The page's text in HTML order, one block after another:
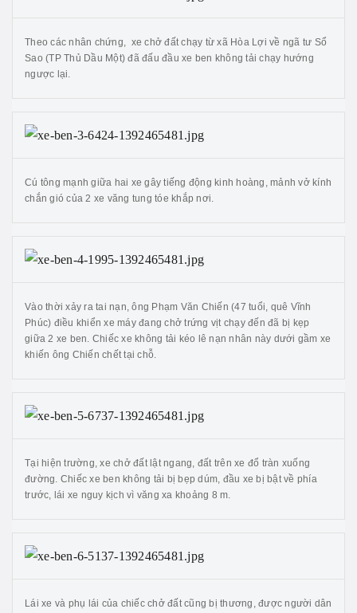
Theo các nhân chứng, xe chở đất chạy từ xã Hòa Lợi về ngã tư Sổ
Sao (TP Thủ Dầu Một) đã đấu đầu xe ben không tải chạy hướng
ngược lại.
Cú tông mạnh giữa hai xe gây tiếng động kinh hoàng, mảnh vở kính
chắn gió của 2 xe văng tung tóe khắp nơi.
Vào thời xảy ra tai nạn, ông Phạm Văn Chiến (47 tuổi, quê Vĩnh
Phúc) điều khiển xe máy đang chở trứng vịt chạy đến đã bị kẹp
giữa 2 xe ben. Chiếc xe không tải kéo lê nạn nhân này dưới gầm xe
khiến ông Chiến chết tại chỗ.
Tại hiện trường, xe chở đất lật ngang, đất trên xe đổ tràn xuống
đường. Chiếc xe ben không tải bị bẹp dúm, đầu xe bị bật về phía
trước, lái xe nguy kịch vì văng xa khoảng 8 m.
Lái xe và phụ lái của chiếc chở đất cũng bị thương, được người dân